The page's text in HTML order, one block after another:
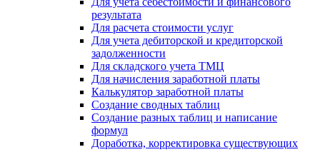
результата
Для расчета стоимости услуг
Для учета дебиторской и кредиторской
задолженности
Для складского учета ТМЦ
Для начисления заработной платы
Калькулятор заработной платы
Создание сводных таблиц
Создание разных таблиц и написание
формул
Доработка, корректировка существующих